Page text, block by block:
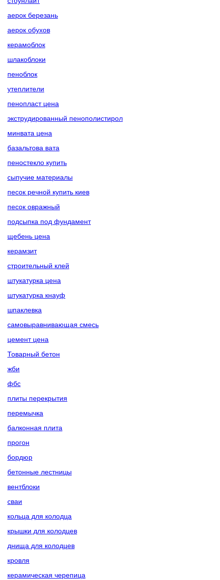
аерок березань
аерок обухов
керамоблок
шлакоблоки
пеноблок
утеплители
пенопласт цена
экструдированный пенополистирол
минвата цена
базальтова вата
пеностекло купить
сыпучие материалы
песок речной купить киев
песок овражный
подсыпка под фундамент
щебень цена
керамзит
строительный клей
штукатурка цена
штукатурка кнауф
шпаклевка
самовыравнивающая смесь
цемент цена
Товарный бетон
жби
фбс
плиты перекрытия
перемычка
балконная плита
прогон
бордюр
бетонные лестницы
вентблоки
сваи
кольца для колодца
крышки для колодцев
днища для колодцев
кровля
керамическая черепица